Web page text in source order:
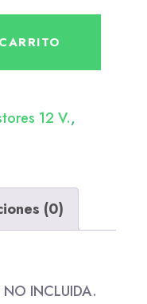
12 V.,
(0)
INCLUIDA.